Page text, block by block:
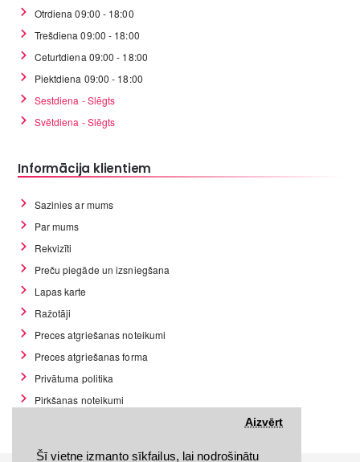
Šī vietne izmanto sīkfailus, lai nodrošinātu
Aizvērt
Otrdiena 09:00 - 18:00
Trešdiena 09:00 - 18:00
Ceturtdiena 09:00 - 18:00
Piektdiena 09:00 - 18:00
Sestdiena - Slēgts
Svētdiena - Slēgts
Informācija klientiem
Sazinies ar mums
Par mums
Rekvizīti
Preču piegāde un izsniegšana
Lapas karte
Ražotāji
Preces atgriešanas noteikumi
Preces atgriešanas forma
Privātuma politika
Pirkšanas noteikumi